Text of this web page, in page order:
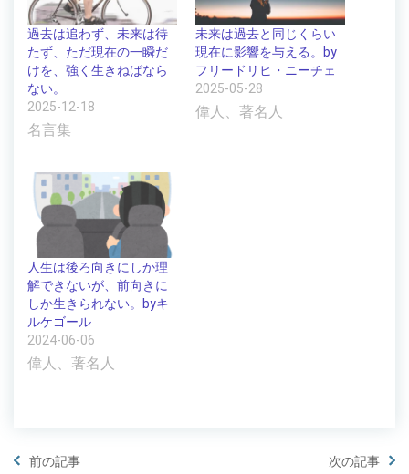
過去は追わず、未来は待
たず、ただ現在の一瞬だ
けを、強く生きねばなら
ない。
2025-12-18
名言集
未来は過去と同じくらい
現在に影響を与える。by
フリードリヒ・ニーチェ
2025-05-28
偉人、著名人
人生は後ろ向きにしか理
解できないが、前向きに
しか生きられない。byキ
ルケゴール
2024-06-06
偉人、著名人
前の記事 次の記事